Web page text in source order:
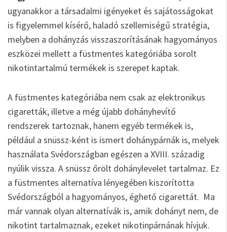
ugyanakkor a társadalmi igényeket és sajátosságokat
is figyelemmel kísérő, haladó szellemiségű stratégia,
melyben a dohányzás visszaszorításának hagyományos
eszközei mellett a füstmentes kategóriába sorolt
nikotintartalmú termékek is szerepet kaptak.
A füstmentes kategóriába nem csak az elektronikus
cigaretták, illetve a még újabb dohányhevítő
rendszerek tartoznak, hanem egyéb termékek is,
például a snüssz-ként is ismert dohánypárnák is, melyek
használata Svédországban egészen a XVIII. századig
nyúlik vissza. A snüssz őrölt dohánylevelet tartalmaz. Ez
a füstmentes alternatíva lényegében kiszorította
Svédországból a hagyományos, éghető cigarettát. Ma
már vannak olyan alternatívák is, amik dohányt nem, de
nikotint tartalmaznak, ezeket nikotinpárnának hívjuk.